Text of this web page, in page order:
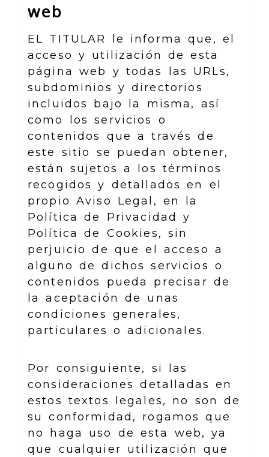
web
EL TITULAR le informa que, el
acceso y utilización de esta
página web y todas las URLs,
subdominios y directorios
incluidos bajo la misma, así
como los servicios o
contenidos que a través de
este sitio se puedan obtener,
están sujetos a los términos
recogidos y detallados en el
propio Aviso Legal, en la
Política de Privacidad y
Política de Cookies, sin
perjuicio de que el acceso a
alguno de dichos servicios o
contenidos pueda precisar de
la aceptación de unas
condiciones generales,
particulares o adicionales.
Por consiguiente, si las
consideraciones detalladas en
estos textos legales, no son de
su conformidad, rogamos que
no haga uso de esta web, ya
que cualquier utilización que